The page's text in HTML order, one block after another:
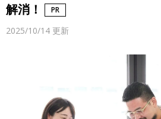
解消！
2025/10/14 更新